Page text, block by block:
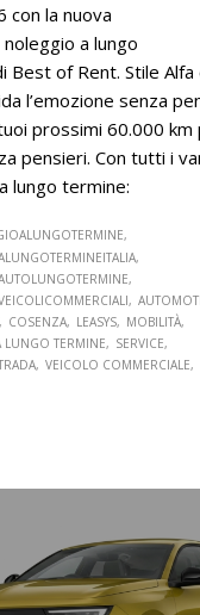
con la nuova
a lungo
Best of Rent. Stile
l’emozione senza
prossimi 60.000 km
pensieri. Con tutti i
lungo termine:
COSENZA LEASYS
MOBILITÀ
LUNGO TERMINE
SERVICE
VEICOLO COMMERCIALE